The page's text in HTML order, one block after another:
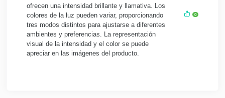
ofrecen una intensidad brillante y llamativa. Los
colores de la luz pueden variar, proporcionando
tres modos distintos para ajustarse a diferentes
ambientes y preferencias. La representación
visual de la intensidad y el color se puede
apreciar en las imágenes del producto.
0